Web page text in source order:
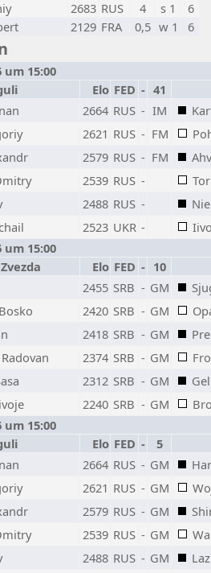
2683 RUS 4 s 1
6
2129 FRA 0,5 w 1 6
um 15:00
Elo FED - 41
2664 RUS - IM
2621 RUS - FM
2579 RUS - FM
2539 RUS -
2488 RUS -
2523 UKR -
um 15:00
Elo FED - 10
2455 SRB - GM
2420 SRB - GM
2418 SRB - GM
2374 SRB - GM
2312 SRB - GM
2240 SRB - GM
um 15:00
Elo FED -
5
2664 RUS - GM
2621 RUS - GM
2579 RUS - GM
2539 RUS - GM
2488 RUS - GM